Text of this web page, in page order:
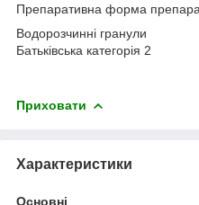
Препаративна форма
Водорозчинні гранули
Батьківська категорія 2
Приховати
Характеристики
Основні